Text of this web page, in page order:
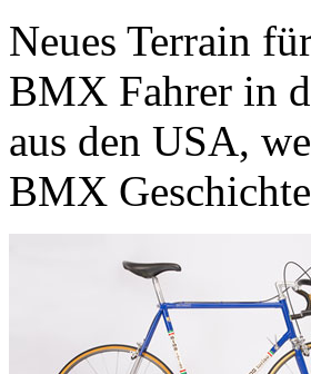
Neues Terrain
BMX Fahrer in
aus den USA,
BMX